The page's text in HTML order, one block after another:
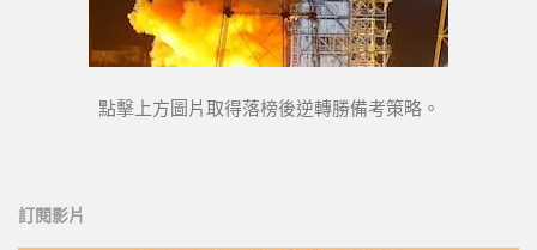
點擊上方圖片取得落榜後逆轉勝備考策略。
訂閱影片